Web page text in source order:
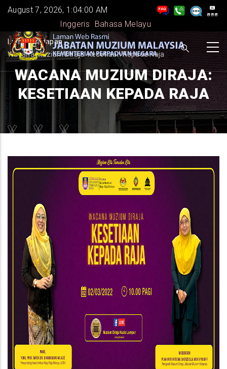
Skip
main
content
August 7, 2026, 1:04:01 AM
Inggeris
Bahasa Melayu
BREADCRUMB
Laman Hadapan -
Wacana Muzium Diraja: Kesetiaan Kepada Raja
WACANA MUZIUM DIRAJA:
KESETIAAN KEPADA RAJA